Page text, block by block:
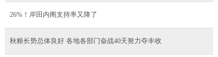
26%！岸田内阁支持率又降了
秋粮长势总体良好 各地各部门奋战40天努力夺丰收